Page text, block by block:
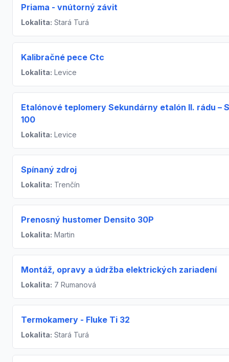
Priama - vnútorný závit
Lokalita: Stará Turá
Kalibračné pece Ctc
Lokalita: Levice
Etalónové teplomery Sekundárny etalón II. rádu –
100
Lokalita: Levice
Spínaný zdroj
Lokalita: Trenčín
Prenosný hustomer Densito 30P
Lokalita: Martin
Montáž, opravy a údržba elektrických zariadení
Lokalita: 7 Rumanová
Termokamery - Fluke Ti 32
Lokalita: Stará Turá